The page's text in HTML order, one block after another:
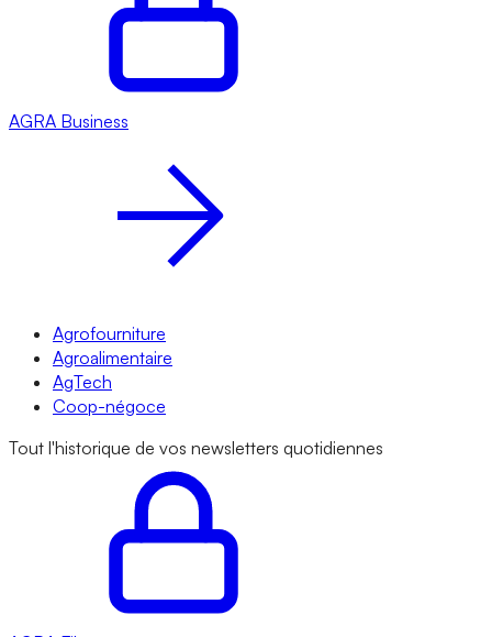
AGRA Business
Agrofourniture
Agroalimentaire
AgTech
Coop-négoce
Tout l'historique de vos newsletters quotidiennes